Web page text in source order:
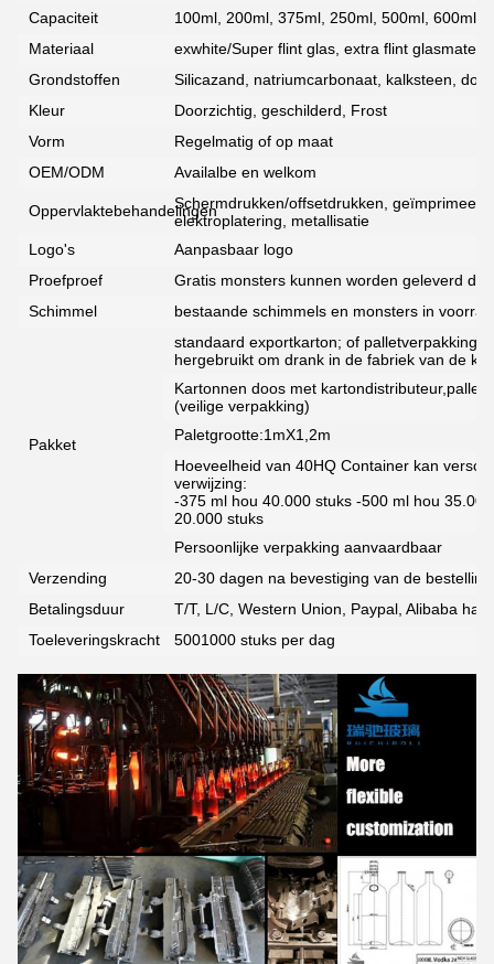
Capaciteit
100ml, 200ml, 375ml, 250ml, 500ml, 600ml,
Materiaal
exwhite/Super flint glas, extra flint
Grondstoffen
Silicazand, natriumcarbonaat, kalksteen,
Kleur
Doorzichtig, geschilderd, Frost
Vorm
Regelmatig of op maat
OEM/ODM
Availalbe en welkom
OppervlaktebehandelingenSchermdrukken/offsetdrukken,
elektroplatering, metallisatie
Logo's
Aanpasbaar logo
Proefproef
Gratis monsters kunnen worden geleverd
Schimmel
bestaande schimmels en monsters in
Pakket
standaard exportkarton; of
hergebruikt om drank in de fabriek van de
Kartonnen doos met
(veilige verpakking)
Paletgrootte:1mX1,2m
Hoeveelheid van 40HQ Container kan
verwijzing:
-375 ml hou 40.000 stuks -500 ml hou
20.000 stuks
Persoonlijke verpakking aanvaardbaar
Verzending
20-30 dagen na bevestiging van de bestelling
Betalingsduur
T/T, L/C, Western Union, Paypal, Alibaba
Toeleveringskracht
5001000 stuks per dag